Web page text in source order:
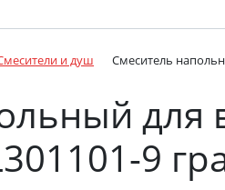
и душ Смеситель
для
9